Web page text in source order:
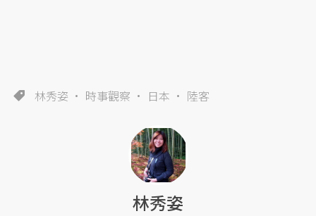
林秀姿 時事觀察 日本 陸客
林秀姿